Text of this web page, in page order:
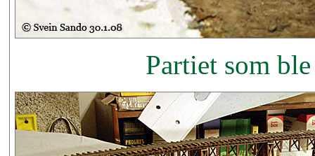
Partiet som